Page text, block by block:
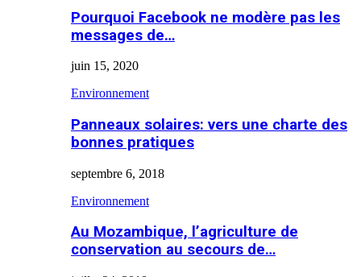
Pourquoi Facebook ne modère pas les
messages de…
juin 15, 2020
Environnement
Panneaux solaires: vers une charte des
bonnes pratiques
septembre 6, 2018
Environnement
Au Mozambique, l’agriculture de
conservation au secours de…